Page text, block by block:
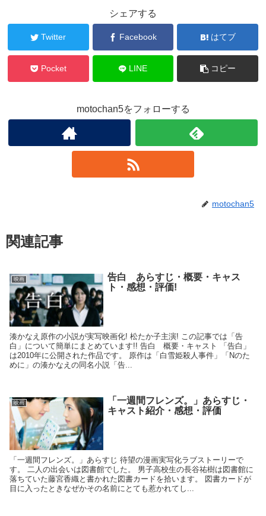
シェアする
Twitter Facebook はてブ
Pocket LINE コピー
motochan5をフォローする
motochan5
関連記事
映画
告白 あらすじ・概要・キャス
ト・感想・評価!
湊かなえ原作の小説が実写映画化! 松たか子主演! この記事では「告
白」について簡単にまとめています!! 告白 概要・キャスト 「告白」
は2010年に公開された作品です。 原作は「白雪姫殺人事件」「Nのた
めに」の湊かなえの同名小説「告...
映画
「一週間フレンズ。」あらすじ・
キャスト紹介・感想・評価
「一週間フレンズ。」あらすじ 待望の漫画実写化ラブストーリーで
す。 二人の出会いは図書館でした。 男子高校生の長谷祐樹は図書館に
落ちていた藤宮香織と書かれた図書カードを拾います。 図書カードが
目に入ったときなぜかその名前にとても惹かれてし...